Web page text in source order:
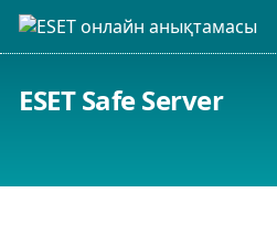
ESET Safe Server